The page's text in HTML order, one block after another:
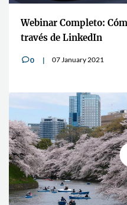
Webinar Completo:
través de LinkedIn
v0 07 January 2021